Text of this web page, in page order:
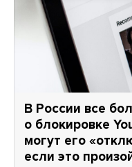
В России все
о блокировке
могут его
если это